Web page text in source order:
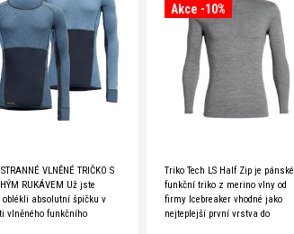
VLNĚNÉ TRIČKO S
RUKÁVEM Už jste
oblékli absolutní špičku v
vlněného funkčního
Akce -10%
Triko Tech LS Half Zip je pánské
funkční triko z merino vlny od
firmy Icebreaker vhodné jako
nejteplejší první vrstva do